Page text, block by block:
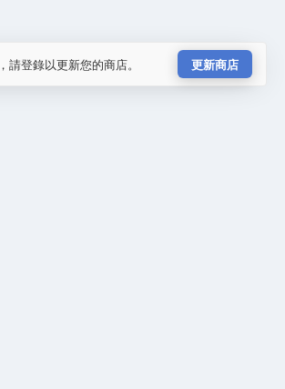
請登錄以更新您的商店。 更新商店